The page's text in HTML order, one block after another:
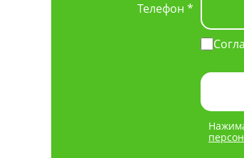
Телефон *